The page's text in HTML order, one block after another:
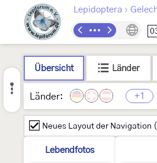
Lepidoptera ›
Übersicht Länder
Länder: +1
Neues Layout der Navigation
Lebendfotos